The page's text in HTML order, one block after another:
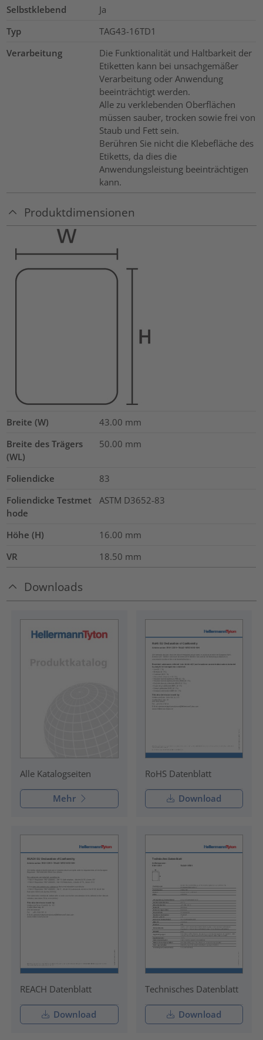
Selbstklebend
Ja
Typ
TAG43-16TD1
Verarbeitung
Die Funktionalität und Haltbarkeit der
Etiketten kann bei unsachgemäßer
Verarbeitung oder Anwendung
beeinträchtigt werden.
Alle zu verklebenden Oberflächen
müssen sauber, trocken sowie frei von
Staub und Fett sein.
Berühren Sie nicht die Klebefläche des
Etiketts, da dies die
Anwendungsleistung beeinträchtigen
kann.
Produktdimensionen
Breite (W) 43.00 mm
Breite des Trägers
(WL)
50.00 mm
Foliendicke
83
Foliendicke Testmet
hode
ASTM D3652-83
Höhe (H) 16.00 mm
VR
18.50 mm
Downloads
Alle Katalogseiten
Mehr
RoHS Datenblatt
Download
REACH Datenblatt
Download
Technisches Datenblatt
Download